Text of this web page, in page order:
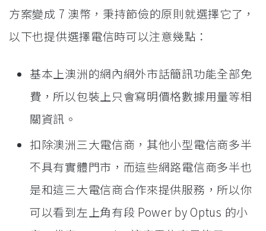
方案變成 7 澳幣，秉持節儉的原則就選擇它了，
以下也提供選擇電信時可以注意幾點：
基本上澳洲的網內網外市話簡訊功能全部免
費，所以包裝上只會寫明價格數據用量等相
關資訊。
扣除澳洲三大電信商，其他小型電信商多半
不具有實體門市，而這些網路電信商多半也
是和這三大電信商合作來提供服務，所以你
可以看到左上角有段 Power by Optus 的小